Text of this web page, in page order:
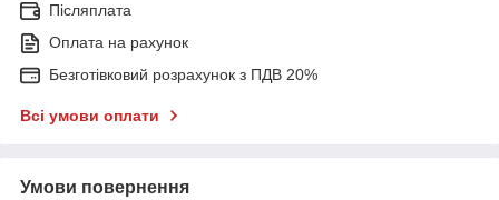
Післяплата
Оплата на рахунок
Безготівковий розрахунок з ПДВ 20%
Всі умови оплати
Умови повернення